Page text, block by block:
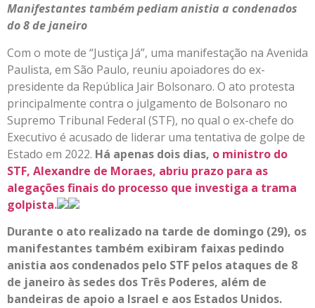
Manifestantes também pediam anistia a condenados
do 8 de janeiro
Com o mote de “Justiça Já”, uma manifestação na Avenida
Paulista, em São Paulo, reuniu apoiadores do ex-
presidente da República Jair Bolsonaro. O ato protesta
principalmente contra o julgamento de Bolsonaro no
Supremo Tribunal Federal (STF), no qual o ex-chefe do
Executivo é acusado de liderar uma tentativa de golpe de
Estado em 2022. Há apenas dois dias, o ministro do
STF, Alexandre de Moraes, abriu prazo para as
alegações finais do processo que investiga a trama
golpista.
Durante o ato realizado na tarde de domingo (29), os
manifestantes também exibiram faixas pedindo
anistia aos condenados pelo STF pelos ataques de 8
de janeiro às sedes dos Três Poderes, além de
bandeiras de apoio a Israel e aos Estados Unidos.